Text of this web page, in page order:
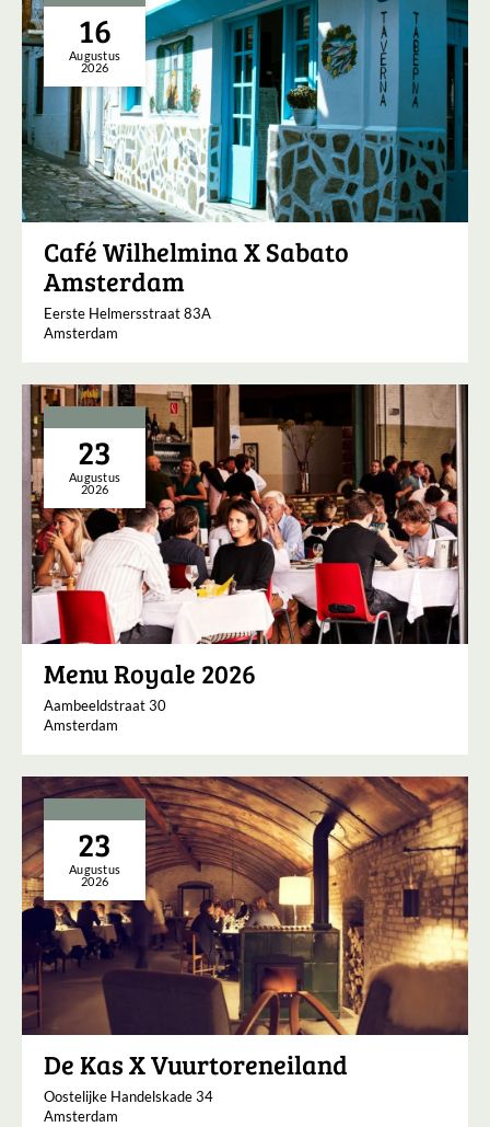
16
Augustus
2026
Café Wilhelmina X Sabato
Amsterdam
Eerste Helmersstraat 83A
Amsterdam
23
Augustus
2026
Menu Royale 2026
Aambeeldstraat 30
Amsterdam
23
Augustus
2026
De Kas X Vuurtoreneiland
Oostelijke Handelskade 34
Amsterdam